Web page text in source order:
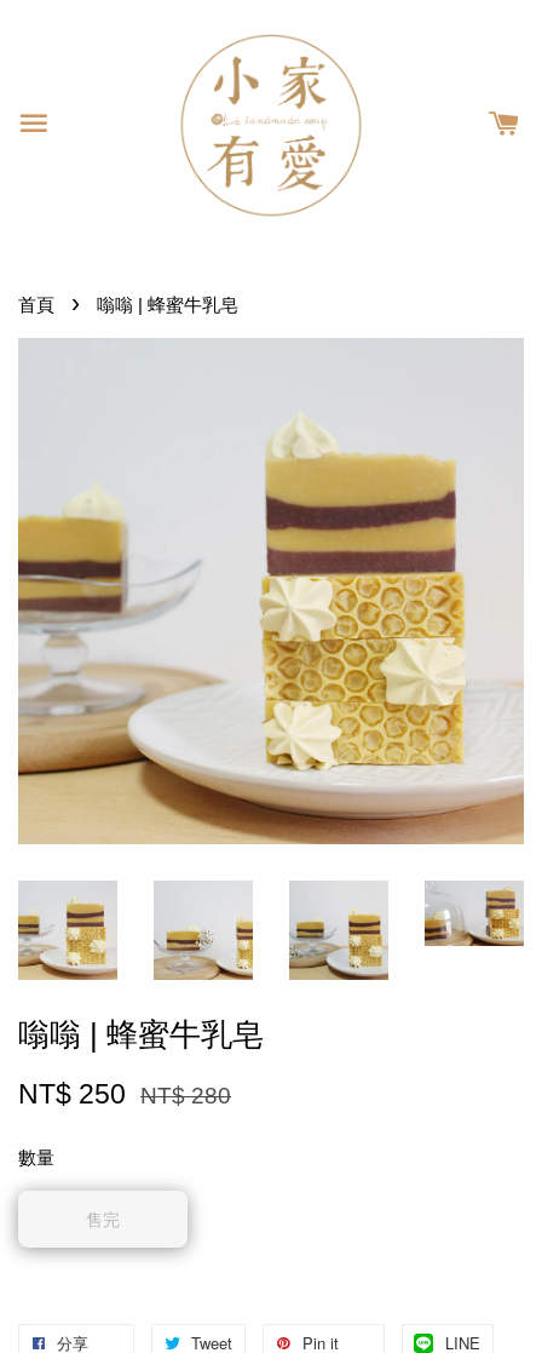
首頁 › 嗡嗡 | 蜂蜜牛乳皂
嗡嗡 | 蜂蜜牛乳皂
NT$ 250 NT$ 280
數量
售完
分享 Tweet Pin it LINE